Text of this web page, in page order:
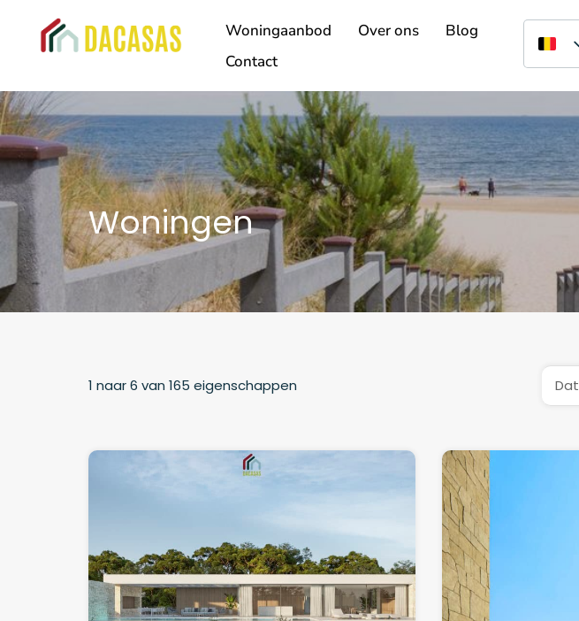
Woningaanbod Over ons
Blog
Contact
Woningen
1 naar6 van 165 eigenschappen